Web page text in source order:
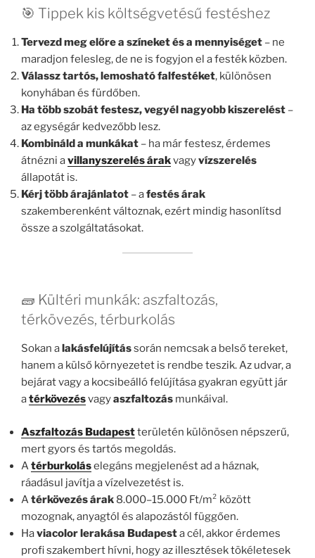
🎯 Tippek kis költségvetésű festéshez
Tervezd meg előre a színeket és a mennyiséget – ne
maradjon felesleg, de ne is fogyjon el a festék közben.
Válassz tartós, lemosható falfestéket, különösen
konyhában és fürdőben.
Ha több szobát festesz, vegyél nagyobb kiszerelést –
az egységár kedvezőbb lesz.
Kombináld a munkákat – ha már festesz, érdemes
átnézni avillanyszerelés árakvagyvízszerelés
állapotát is.
Kérj több árajánlatot – afestés árak
szakemberenként változnak, ezért mindig hasonlítsd
össze a szolgáltatásokat.
🧱 Kültéri munkák: aszfaltozás,
térkövezés, térburkolás
Sokan a lakásfelújítássorán nemcsak a belső tereket,
hanem a külső környezetet is rendbe teszik. Az udvar, a
bejárat vagy a kocsibeálló felújítása gyakran együtt jár
atérkövezésvagyaszfaltozás munkáival.
Aszfaltozás Budapestterületén különösen népszerű,
mert gyors és tartós megoldás.
Atérburkoláselegáns megjelenést ad a háznak,
ráadásul javítja a vízelvezetést is.
Atérkövezés árak 8.000–15.000 Ft/m² között
mozognak, anyagtól és alapozástól függően.
Haviacolor lerakása Budapesta cél, akkor érdemes
profi szakembert hívni, hogy az illesztések tökéletesek